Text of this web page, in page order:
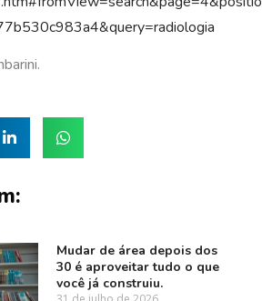
Mudar de área depois dos
30 é aproveitar tudo o que
você já construiu.